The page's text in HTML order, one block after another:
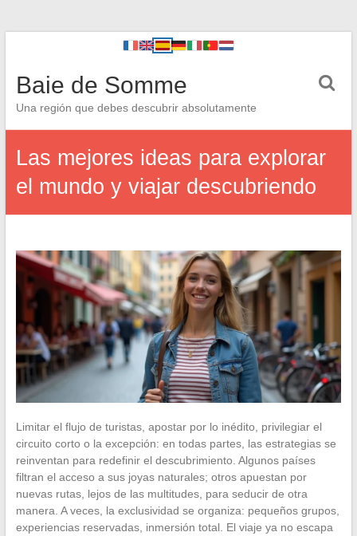
Baie de Somme
Una región que debes descubrir absolutamente
Las mejores ideas para explorar
el mundo y viajar descubriendo
Limitar el flujo de turistas, apostar por lo inédito, privilegiar el
circuito corto o la excepción: en todas partes, las estrategias se
reinventan para redefinir el descubrimiento. Algunos países
filtran el acceso a sus joyas naturales; otros apuestan por
nuevas rutas, lejos de las multitudes, para seducir de otra
manera. A veces, la exclusividad se organiza: pequeños grupos,
experiencias reservadas, inmersión total. El viaje ya no escapa